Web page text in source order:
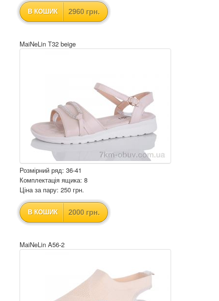
В КОШИК 2960 грн.
MaiNeLin T32 beige
Розмірний ряд: 36-41
Комплектація ящика: 8
Ціна за пару: 250 грн.
В КОШИК 2000 грн.
MaiNeLin A56-2